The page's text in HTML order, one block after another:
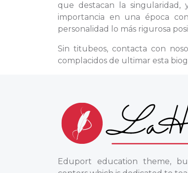
que destacan la
importancia en una época
personalidad lo más rigurosa
Sin titubeos, contacta con
complacidos de ultimar esta
Eduport education theme,